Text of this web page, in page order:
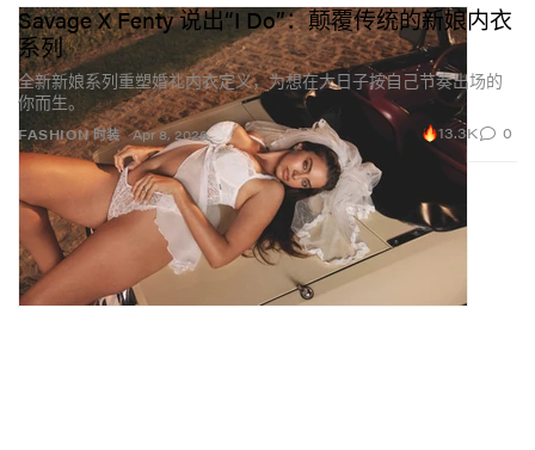
FASHION 时装
Savage X Fenty 说出“I Do”：颠覆传统的新娘内衣
系列
全新新娘系列重塑婚礼内衣定义，为想在大日子按自己节奏出场的
你而生。
Apr 8, 2026 13.3K 0